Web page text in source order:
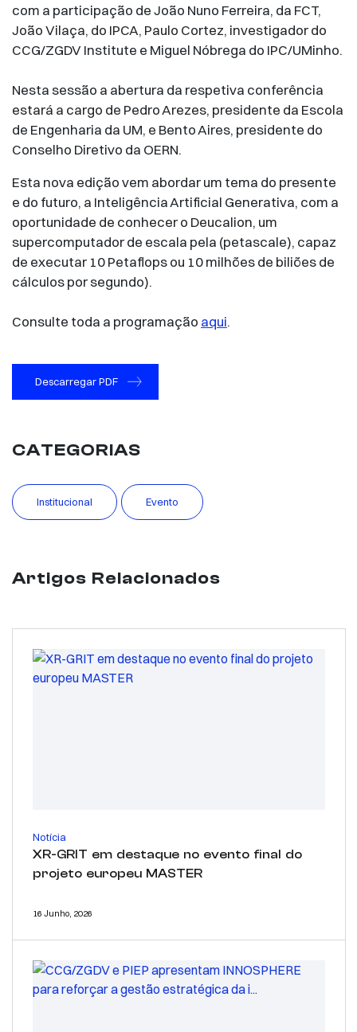
com a participação de João Nuno Ferreira, da FCT,
João Vilaça, do IPCA, Paulo Cortez, investigador do
CCG/ZGDV Institute e Miguel Nóbrega do IPC/UMinho.
Nesta sessão a abertura da respetiva conferência
estará a cargo de Pedro Arezes, presidente da Escola
de Engenharia da UM, e Bento Aires, presidente do
Conselho Diretivo da OERN.
Esta nova edição vem abordar um tema do presente
e do futuro, a Inteligência Artificial Generativa, com a
oportunidade de conhecer o Deucalion, um
supercomputador de escala pela (petascale), capaz
de executar 10 Petaflops ou 10 milhões de biliões de
cálculos por segundo).
Consulte toda a programação aqui.
Descarregar PDF
CATEGORIAS
Institucional Evento
Artigos Relacionados
Notícia
XR-GRIT em destaque no evento final do
projeto europeu MASTER
16 Junho, 2026